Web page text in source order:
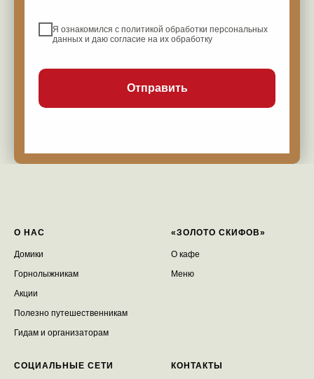
Я ознакомился с политикой обработки персональных
данных и даю согласие на их обработку
Отправить
О НАС
Домики
Горнолыжникам
Акции
Полезно путешественникам
Гидам и организаторам
«ЗОЛОТО СКИФОВ»
О кафе
Меню
СОЦИАЛЬНЫЕ СЕТИ КОНТАКТЫ